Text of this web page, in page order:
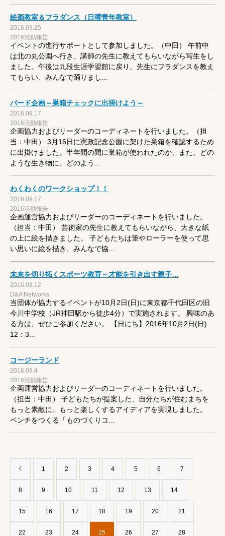
絵画教室＆フラダンス（日曜青年教室）
2016.09.25
2016活動報告
イベントの進行サポートとして参加しました。（中田） 午前中
は北の丸公園へ行き、講師の先生に教えてもらいながら写生をし
ました。午後は九段生涯学習館に戻り、先生にフラダンスを教え
てもらい、みんなで踊りまし...
バード企画～巣箱チェックに出掛けよう～
2016.09.17
2016活動報告
企画協力およびリーダーのコーディネートを行いました。（担
当：中田） 3月16日に憲政記念公園に架けた巣箱を確認するため
に出掛けました。半年間の間に巣箱が使われたのか、また、どの
ような生き物に、どのよう...
わくわくのワークショップ！！
2016.09.17
2016活動報告
企画運営協力およびリーダーのコーディネートを行いました。
（担当：中田） 芸術家の先生に教えてもらいながら、大きな紙
の上に絵を描きました。 子どもたちは筆やローラーを使って思
い思いに絵を描き、みんなで協...
未来を切り拓くスポーツ教育～才能を引き出す親子…
2016.09.12
D&A Networks
当団体が協力するイベントが10月2日(日)に東京都千代田区の旧
今川中学校（JR神田駅から徒歩4分）で実施されます。 興味のあ
る方は、ぜひご参加ください。 【日にち】2016年10月2日(日)
12：3...
コージーランド
2016.09.4
2016活動報告
企画運営協力およびリーダーのコーディネートを行いました。
（担当：中田） 子どもたちが提案した、自分たちが住むまちを
もっと素敵に、もっと楽しくするアイディアを実現しました。
ベンチをつくる「ものづくりコ...
1 2 3 4 5 6 7
8 9 10 11 12 13 14
15 16 17 18 19 20 21
22 23 24 25 26 27 28